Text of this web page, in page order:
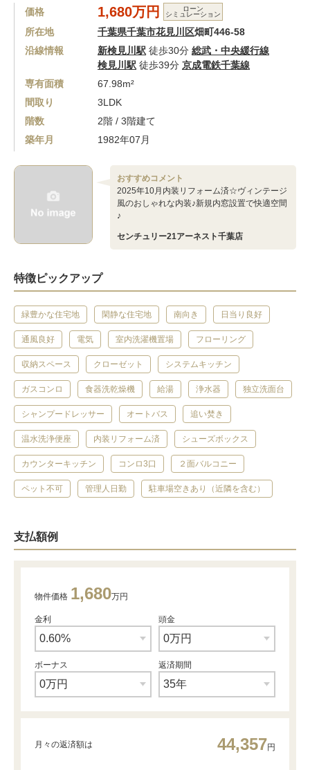
価格 1,680万円 ローン
シミュレーション
所在地 千葉県千葉市花見川区畑町446-58
沿線情報
新検見川駅 徒歩30分 総武・中央緩行線
検見川駅 徒歩39分 京成電鉄千葉線
専有面積
67.98m²
間取り
3LDK
階数
2階 / 3階建て
築年月
1982年07月
おすすめコメント
2025年10月内装リフォーム済☆ヴィンテージ
風のおしゃれな内装♪新規内窓設置で快適空間
♪
センチュリー21アーネスト千葉店
特徴ピックアップ
緑豊かな住宅地 閑静な住宅地 南向き 日当り良好
通風良好 電気 室内洗濯機置場 フローリング
収納スペース クローゼット システムキッチン
ガスコンロ 食器洗乾燥機 給湯 浄水器 独立洗面台
シャンプードレッサー オートバス 追い焚き
温水洗浄便座 内装リフォーム済 シューズボックス
カウンターキッチン コンロ3口 ２面バルコニー
ペット不可 管理人日勤 駐車場空きあり（近隣を含む）
支払額例
物件価格 1,680万円
金利 頭金
ボーナス 返済期間
月々の返済額は 44,357円